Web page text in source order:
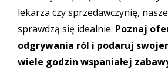
lekarza czy sprzedawczynię,
sprawdzą się idealnie. Poznaj
odgrywania ról i podaruj
wiele godzin wspaniałej